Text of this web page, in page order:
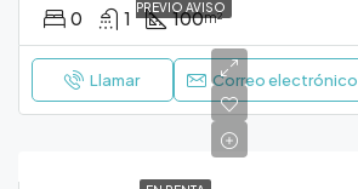
PREVIO AVISO
0 1 100m²
Llamar Correo electrónico